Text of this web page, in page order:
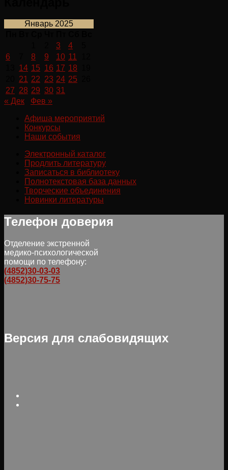
Январь 2025
3 4
6
8 9 10 11
14 15 16 17 18
21 22 23 24 25
27 28 29 30 31
« Дек
Фев »
Афиша мероприятий
Конкурсы
Наши события
Электронный каталог
Продлить литературу
Записаться в библиотеку
Полнотекстовая база данных
Творческие объединения
Новинки литературы
Телефон доверия
Отделение экстренной
медико-психологической
помощи по телефону:
(4852)30-03-03
(4852)30-75-75
Версия для слабовидящих